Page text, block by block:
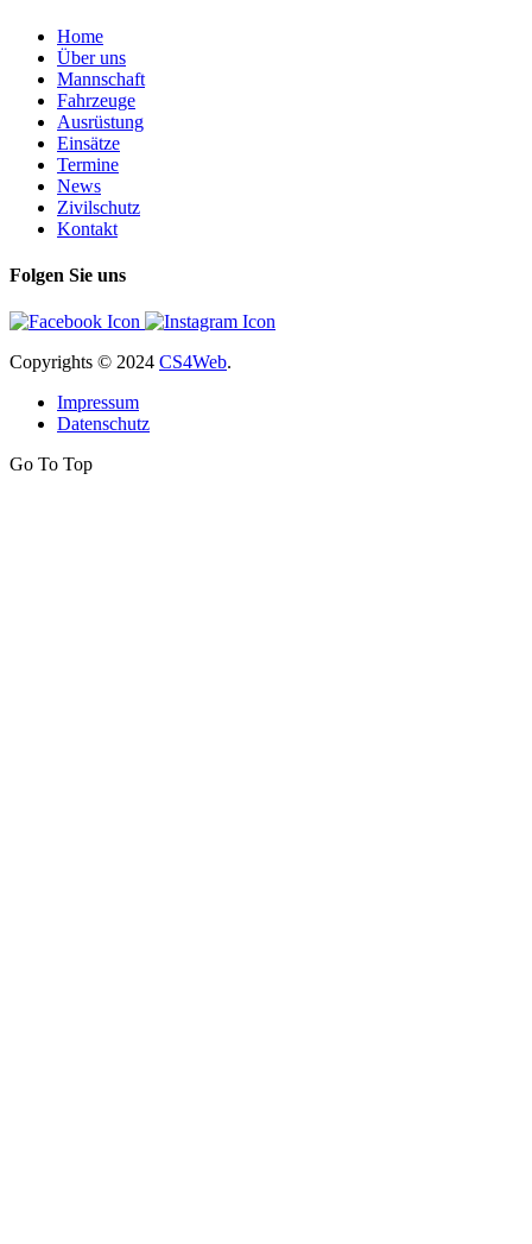
Home
Über uns
Mannschaft
Fahrzeuge
Ausrüstung
Einsätze
Termine
News
Zivilschutz
Kontakt
Folgen Sie uns
Copyrights © 2024 CS4Web.
Impressum
Datenschutz
Go To Top